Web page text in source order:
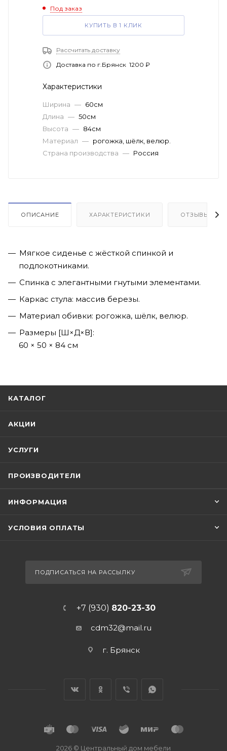
Под заказ
КУПИТЬ В 1 КЛИК
Рассчитать доставку
Доставка по г.Брянск 1200 ₽
Характеристики
Ширина — 60см
Длина — 50см
Высота — 84см
Материал — рогожка, шёлк, велюр.
Страна производства — Россия
ОПИСАНИЕ ХАРАКТЕРИСТИКИ ОТЗЫВЫ(1)
Мягкое сиденье с жёсткой спинкой и
подлокотниками.
Спинка с элегантными гнутыми элементами.
Каркас стула: массив березы.
Материал обивки: рогожка, шёлк, велюр.
Размеры [Ш×Д×В]:
60 × 50 × 84 см
КАТАЛОГ
АКЦИИ
УСЛУГИ
ПРОИЗВОДИТЕЛИ
ИНФОРМАЦИЯ
УСЛОВИЯ ОПЛАТЫ
ПОДПИСАТЬСЯ НА РАССЫЛКУ
+7 (930) 820-23-30
cdm32@mail.ru
г. Брянск
2026 © Центральный дом мебели